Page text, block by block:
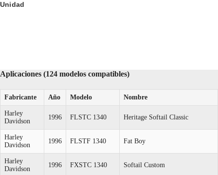
Unidad
Aplicaciones (124 modelos compatibles)
Fabricante Año Modelo Nombre
Harley
Davidson
1996 FLSTC 1340 Heritage Softail Classic
Harley
Davidson
1996 FLSTF 1340 Fat Boy
Harley
Davidson
1996 FXSTC 1340 Softail Custom